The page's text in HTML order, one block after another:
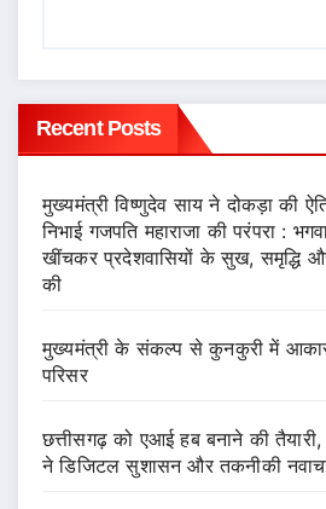
Recent Posts
मुख्यमंत्री विष्णुदेव साय ने दोकड़ा की
निभाई गजपति महाराजा की परंपरा :
खींचकर प्रदेशवासियों के सुख, समृद्धि
की
मुख्यमंत्री के संकल्प से कुनकुरी में
परिसर
छत्तीसगढ़ को एआई हब बनाने की
ने डिजिटल सुशासन और तकनीकी